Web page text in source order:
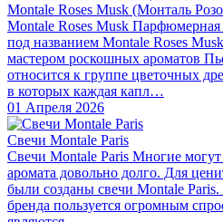
Montale Roses Musk (Монталь
Montale Roses Musk
под названием Montale Roses
мастером роскошных ароматов
относится к группе цветочных
в которых каждая капл…
01 Апреля 2026
Свечи Montale Paris
Свечи Montale Paris Многие могут
аромата довольно долго. Для
были созданы свечи Montale
бренда пользуется огромным